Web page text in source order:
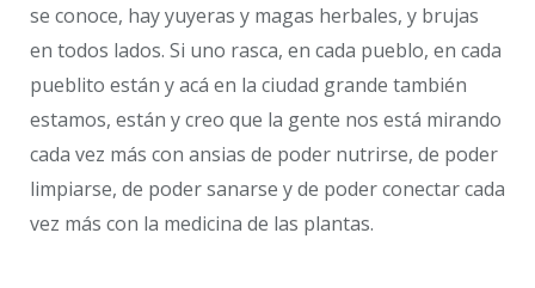
se conoce, hay yuyeras y magas herbales, y brujas
en todos lados. Si uno rasca, en cada pueblo, en cada
pueblito están y acá en la ciudad grande también
estamos, están y creo que la gente nos está mirando
cada vez más con ansias de poder nutrirse, de poder
limpiarse, de poder sanarse y de poder conectar cada
vez más con la medicina de las plantas.